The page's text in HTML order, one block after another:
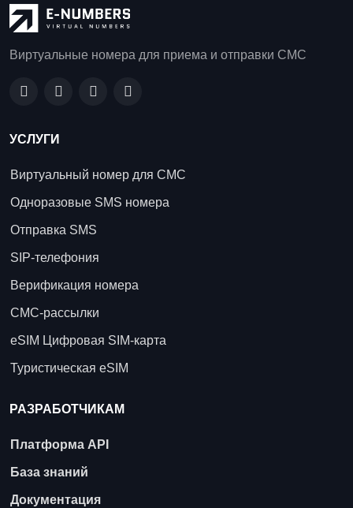
Виртуальные номера для приема и отправки СМС
УСЛУГИ
Виртуальный номер для СМС
Одноразовые SMS номера
Отправка SMS
SIP-телефония
Верификация номера
СМС-рассылки
eSIM Цифровая SIM-карта
Туристическая eSIM
РАЗРАБОТЧИКАМ
Платформа API
База знаний
Документация